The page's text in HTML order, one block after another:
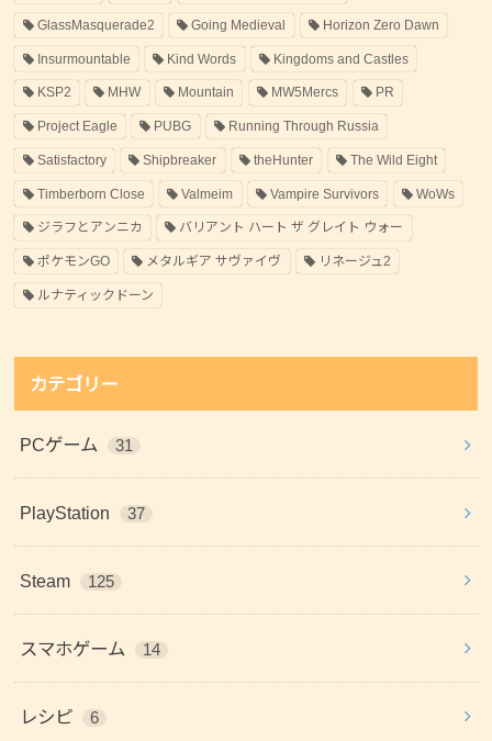
GlassMasquerade2 Going Medieval Horizon Zero Dawn
Insurmountable Kind Words Kingdoms and Castles
KSP2 MHW Mountain MW5Mercs PR
Project Eagle PUBG Running Through Russia
Satisfactory Shipbreaker theHunter The Wild Eight
Timberborn Close Valmeim Vampire Survivors WoWs
ジラフとアンニカ バリアント ハート ザ グレイト ウォー
ポケモンGO メタルギア サヴァイヴ リネージュ2
ルナティックドーン
カテゴリー
PCゲーム 31
PlayStation 37
Steam 125
スマホゲーム 14
レシピ 6